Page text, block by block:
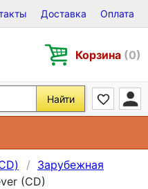
на Виниле, CD и DVD
Доставка Оплата
Корзина (0)
Найти
Зарубежная
(CD)